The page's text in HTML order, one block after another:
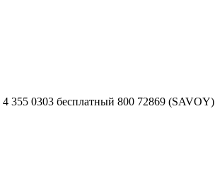
4 355 0303 бесплатный 800 72869 (SAVOY)